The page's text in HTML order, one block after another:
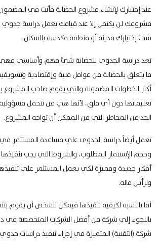
عند إختيارك لإنشاء مشروع الحضانة فأنت في
مشروعك لن يكتمل إلا عند قيامك بعمل دراسة جدوي
شئ إختيارك مدينة أو منطقة مكدسة بالسكان.
تعد دراسة الجدوي للحضانة شئ مهم وأساسي فهي
ما يتعلق بالحضانة من عوامل فنية وإقتصادية
أكثر الخطوات المضمونة والتي يقوم صاحب المشروع
تعليماتها دون أي قلق، لأنها هي من تتحمل
الحد من المخاطر التي من الممكن أن تواجه المشروع.
تعمل أيضاً دراسة الجدوى علي مساعدة المستثمر في
وحجم الإستثمار المطلوب، والشروط التي يجب
أفكار جديدة ومميزة لكي يعمل المستثمر علي
ولرأس ماله.
أما بالنسبة لكيفية تنفيذها فيمكن للشخص أن يقوم
باللجوء إلي شركة من أفضل الشركات المتخصصة
شركة (التقنية) المتميزة في إجراء تنفيذ دراسات